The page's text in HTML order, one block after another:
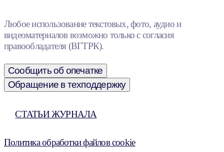
Любое использование текстовых, фото, аудио и
видеоматериалов возможно только с согласия
правообладателя (ВГТРК).
Сообщить об опечатке
Обращение в техподдержку
СТАТЬИ ЖУРНАЛА
Политика обработки файлов cookie